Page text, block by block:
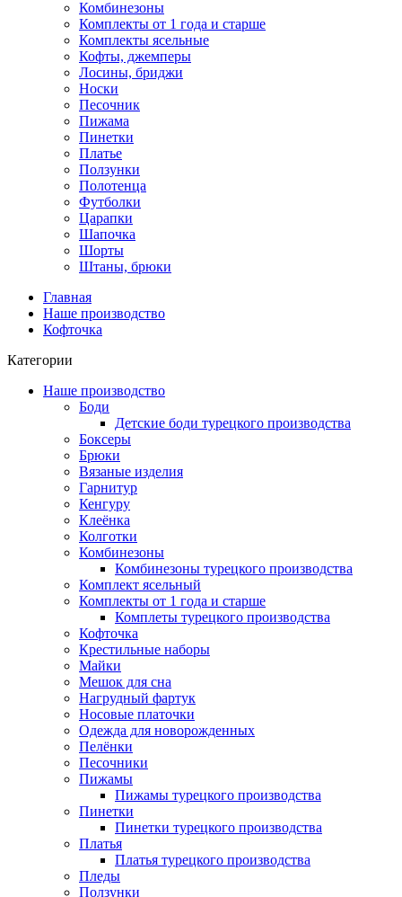
Комбинезоны
Комплекты от 1 года и старше
Комплекты ясельные
Кофты, джемперы
Лосины, бриджи
Носки
Песочник
Пижама
Пинетки
Платье
Ползунки
Полотенца
Футболки
Царапки
Шапочка
Шорты
Штаны, брюки
Главная
Наше производство
Кофточка
Категории
Наше производство
Боди
Детские боди турецкого производства
Боксеры
Брюки
Вязаные изделия
Гарнитур
Кенгуру
Клеёнка
Колготки
Комбинезоны
Комбинезоны турецкого производства
Комплект ясельный
Комплекты от 1 года и старше
Комплеты турецкого производства
Кофточка
Крестильные наборы
Майки
Мешок для сна
Нагрудный фартук
Носовые платочки
Одежда для новорожденных
Пелёнки
Песочники
Пижамы
Пижамы турецкого производства
Пинетки
Пинетки турецкого производства
Платья
Платья турецкого производства
Пледы
Ползунки